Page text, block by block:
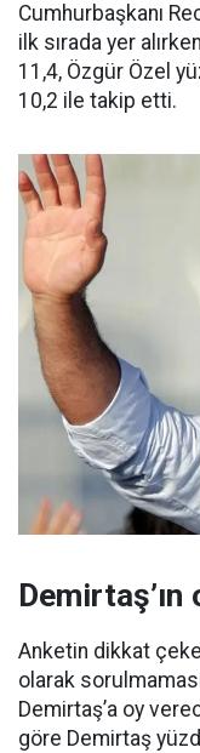
Cumhurbaşkanı
ilk sırada yer
11,4, Özgür Özel
10,2 ile takip etti.
Demirtaş’ın
Anketin dikkat
olarak
Demirtaş’a oy
göre Demirtaş